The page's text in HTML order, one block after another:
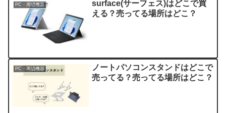
PC・周辺機器
surface(サーフェス)はどこで買
える？売ってる場所はどこ？
PC・周辺機器
ノートパソコンスタンドはどこで
売ってる？売ってる場所はどこ？